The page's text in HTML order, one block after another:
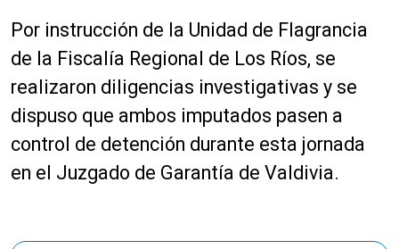
Por instrucción de la Unidad de Flagrancia
de la Fiscalía Regional de Los Ríos, se
realizaron diligencias investigativas y se
dispuso que ambos imputados pasen a
control de detención durante esta jornada
en el Juzgado de Garantía de Valdivia.